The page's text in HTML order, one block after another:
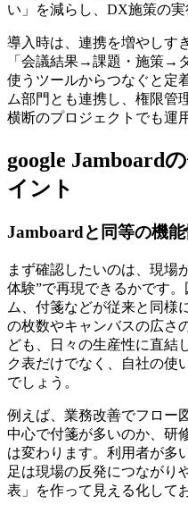
い」を減らし、DX施策の実
導入時は、連携を増やしす
「会議結果→課題・施策→
使うツールからつなぐと定
ム部門とも連携し、権限管
横断のプロジェクトでも運
google Jamboard
イント
Jamboardと同等の機
まず確認したいのは、現場
体験”で再現できるかです
ム、付箋などが従来と同様
の枚数やキャンバスの広さ
ども、日々の生産性に直結
ク表だけでなく、
自社の使
でしょう。
例えば、業務改善でフロー
中心で付箋が多いのか、研
は変わります。利用者が多
足は現場の反発につながり
表」を作って見える化して